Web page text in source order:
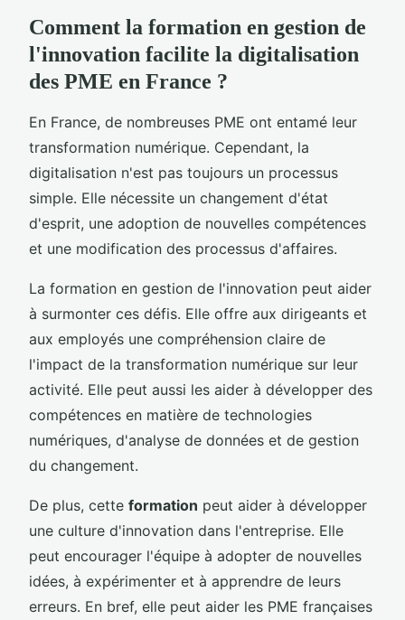
Comment la formation en gestion de
l'innovation facilite la digitalisation
des PME en France ?
En France, de nombreuses PME ont entamé leur
transformation numérique. Cependant, la
digitalisation n'est pas toujours un processus
simple. Elle nécessite un changement d'état
d'esprit, une adoption de nouvelles compétences
et une modification des processus d'affaires.
La formation en gestion de l'innovation peut aider
à surmonter ces défis. Elle offre aux dirigeants et
aux employés une compréhension claire de
l'impact de la transformation numérique sur leur
activité. Elle peut aussi les aider à développer des
compétences en matière de technologies
numériques, d'analyse de données et de gestion
du changement.
De plus, cette formation peut aider à développer
une culture d'innovation dans l'entreprise. Elle
peut encourager l'équipe à adopter de nouvelles
idées, à expérimenter et à apprendre de leurs
erreurs. En bref, elle peut aider les PME françaises